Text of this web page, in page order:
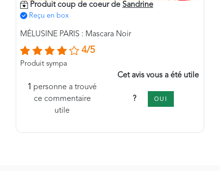
Produit coup de coeur de Sandrine
Reçu en box
MÉLUSINE PARIS : Mascara Noir
4/5
Produit sympa
1 personne a trouvé
ce commentaire
utile
Cet avis vous a été utile
? OUI